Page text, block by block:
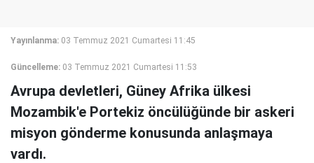
Yayınlanma: 03 Temmuz 2021 Cumartesi 11:45
Güncelleme: 03 Temmuz 2021 Cumartesi 11:53
Avrupa devletleri, Güney Afrika ülkesi
Mozambik'e Portekiz öncülüğünde bir askeri
misyon gönderme konusunda anlaşmaya
vardı.